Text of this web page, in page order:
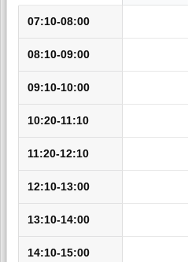
07:10-08:00
08:10-09:00
09:10-10:00
10:20-11:10
11:20-12:10
12:10-13:00
13:10-14:00
14:10-15:00